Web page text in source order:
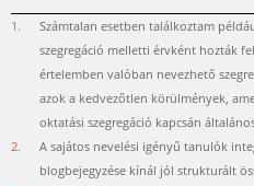
1.
Számtalan esetben találkoztam
szegregáció melletti érvként hozták
értelemben valóban nevezhető
azok a kedvezőtlen körülmények,
oktatási szegregáció kapcsán
2.
A sajátos nevelési igényű tanulók
blogbejegyzése kínál jól strukturált